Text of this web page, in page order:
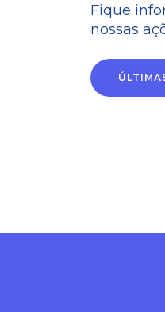
Fique
nossas
Alteração de conta
bancária passa a ser